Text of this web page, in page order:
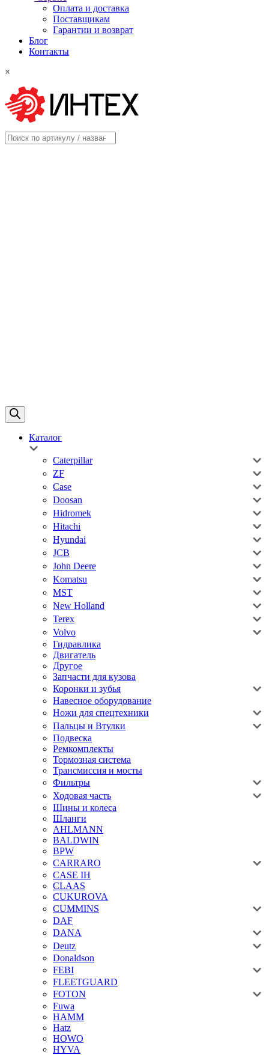
Оплата и доставка
Поставщикам
Гарантии и возврат
Блог
Контакты
×
Каталог
Caterpillar
ZF
Case
Doosan
Hidromek
Hitachi
Hyundai
JCB
John Deere
Komatsu
MST
New Holland
Terex
Volvo
Гидравлика
Двигатель
Другое
Запчасти для кузова
Коронки и зубья
Навесное оборудование
Ножи для спецтехники
Пальцы и Втулки
Подвеска
Ремкомплекты
Тормозная система
Трансмиссия и мосты
Фильтры
Ходовая часть
Шины и колеса
Шланги
AHLMANN
BALDWIN
BPW
CARRARO
CASE IH
CLAAS
CUKUROVA
CUMMINS
DAF
DANA
Deutz
Donaldson
FEBI
FLEETGUARD
FOTON
Fuwa
HAMM
Hatz
HOWO
HYVA